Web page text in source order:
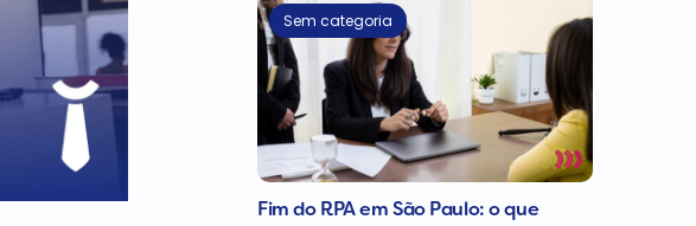
Sem categoria
Fim do RPA em São Paulo: o que